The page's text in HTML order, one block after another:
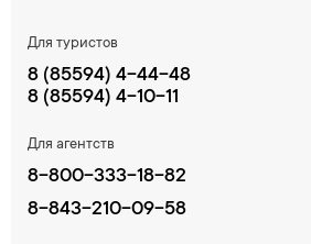
Для туристов
8 (85594) 4-44-48
8 (85594) 4-10-11
Для агентств
8-800-333-18-82
8-843-210-09-58